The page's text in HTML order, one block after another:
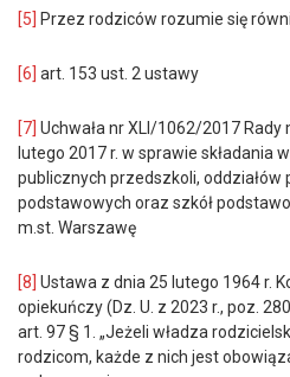
[5] Przez rodziców rozumie się
[6] art. 153 ust. 2 ustawy
[7] Uchwała nr XLI/1062/2017 Rady
lutego 2017 r. w sprawie składania
publicznych przedszkoli, oddziałów
podstawowych oraz szkół
m.st. Warszawę
[8] Ustawa z dnia 25 lutego 1964 r.
opiekuńczy (Dz. U. z 2023 r., poz.
art. 97 § 1. „Jeżeli władza
rodzicom, każde z nich jest